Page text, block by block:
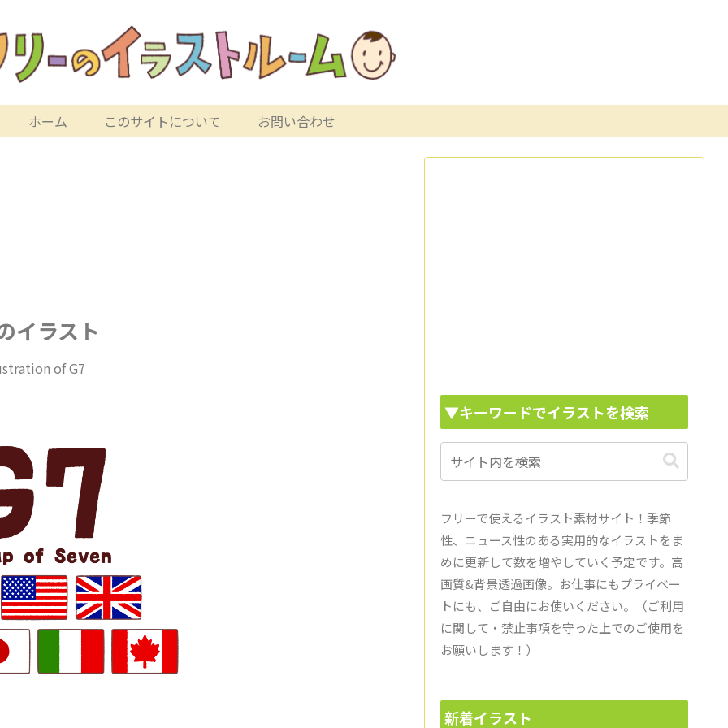
ホーム このサイトについて お問い合わせ
イラスト
of G7
▼キーワードでイラストを検索
フリーで使えるイラスト素材サイト！季節
性、ニュース性のある実用的なイラストをま
めに更新して数を増やしていく予定です。高
画質&背景透過画像。お仕事にもプライベー
トにも、ご自由にお使いください。（ご利用
に関して・禁止事項を守った上でのご使用を
お願いします！）
新着イラスト